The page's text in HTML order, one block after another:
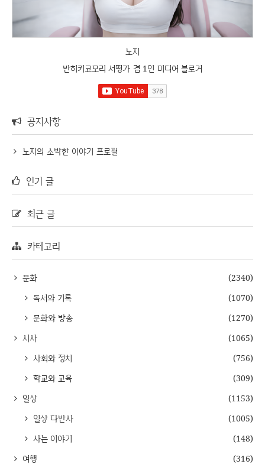
노지
반히키코모리 서평가 겸 1인 미디어 블로거
공지사항
노지의 소박한 이야기 프로필
인기 글
최근 글
카테고리
문화
(2340)
독서와 기록
(1070)
문화와 방송
(1270)
시사
(1065)
사회와 정치
(756)
학교와 교육
(309)
일상
(1153)
일상 다반사
(1005)
사는 이야기
(148)
여행
(316)